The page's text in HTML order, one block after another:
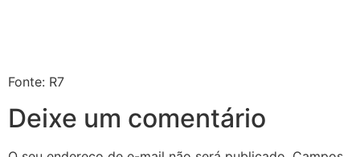
Fonte: R7
Deixe um comentário